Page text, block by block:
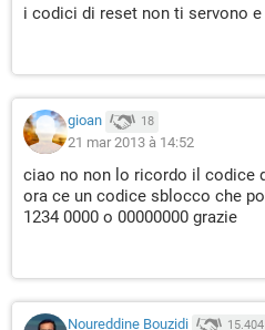
i codici di reset non ti servono
gioan 18
21 mar 2013 à 14:52
ciao no non lo ricordo il codice
ora ce un codice sblocco che
1234 0000 o 00000000 grazie
Noureddine Bouzidi 15.404